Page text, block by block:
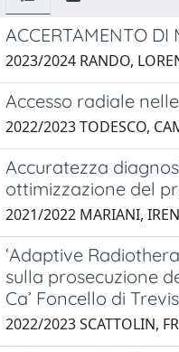
ACCERTAMENTO DI
2023/2024 RANDO,
Accesso radiale
2022/2023 TODESCO,
Accuratezza
ottimizzazione del
2021/2022 MARIANI,
‘Adaptive
sulla prosecuzione
Ca’ Foncello di
2022/2023 SCATTOLIN,